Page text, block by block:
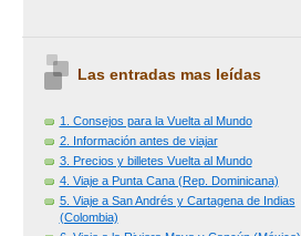
Las entradas mas leídas
1. Consejos para la Vuelta al Mundo
2. Información antes de viajar
3. Precios y billetes Vuelta al Mundo
4. Viaje a Punta Cana (Rep. Dominicana)
5. Viaje a San Andrés y Cartagena de Indias
(Colombia)